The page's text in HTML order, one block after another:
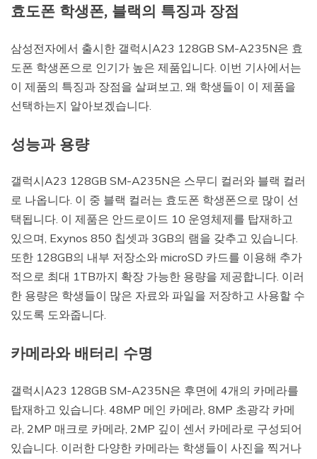
효도폰 학생폰, 블랙의 특징과 장점
삼성전자에서 출시한 갤럭시A23 128GB SM-A235N은 효
도폰 학생폰으로 인기가 높은 제품입니다. 이번 기사에서는
이 제품의 특징과 장점을 살펴보고, 왜 학생들이 이 제품을
선택하는지 알아보겠습니다.
성능과 용량
갤럭시A23 128GB SM-A235N은 스무디 컬러와 블랙 컬러
로 나옵니다. 이 중 블랙 컬러는 효도폰 학생폰으로 많이 선
택됩니다. 이 제품은 안드로이드 10 운영체제를 탑재하고
있으며, Exynos 850 칩셋과 3GB의 램을 갖추고 있습니다.
또한 128GB의 내부 저장소와 microSD 카드를 이용해 추가
적으로 최대 1TB까지 확장 가능한 용량을 제공합니다. 이러
한 용량은 학생들이 많은 자료와 파일을 저장하고 사용할 수
있도록 도와줍니다.
카메라와 배터리 수명
갤럭시A23 128GB SM-A235N은 후면에 4개의 카메라를
탑재하고 있습니다. 48MP 메인 카메라, 8MP 초광각 카메
라, 2MP 매크로 카메라, 2MP 깊이 센서 카메라로 구성되어
있습니다. 이러한 다양한 카메라는 학생들이 사진을 찍거나